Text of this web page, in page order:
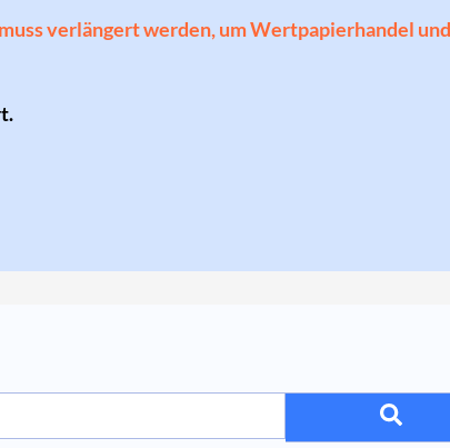
verlängert werden, um Wertpapierhandel und